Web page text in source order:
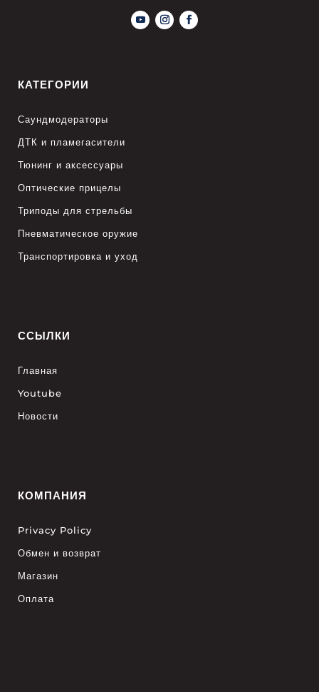
КАТЕГОРИИ
Саундмодераторы
ДТК и пламегасители
Тюнинг и аксессуары
Оптические прицелы
Триподы для стрельбы
Пневматическое оружие
Транспортировка и уход
ССЫЛКИ
Главная
Youtube
Новости
КОМПАНИЯ
Privacy Policy
Обмен и возврат
Магазин
Оплата